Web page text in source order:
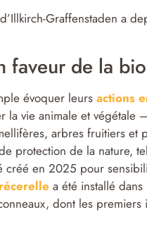
Graffenstaden a
faveur de la
évoquer leurs actions
la vie animale et végétale
arbres fruitiers
protection de la nature,
créé en 2025 pour
a été installé
dont les